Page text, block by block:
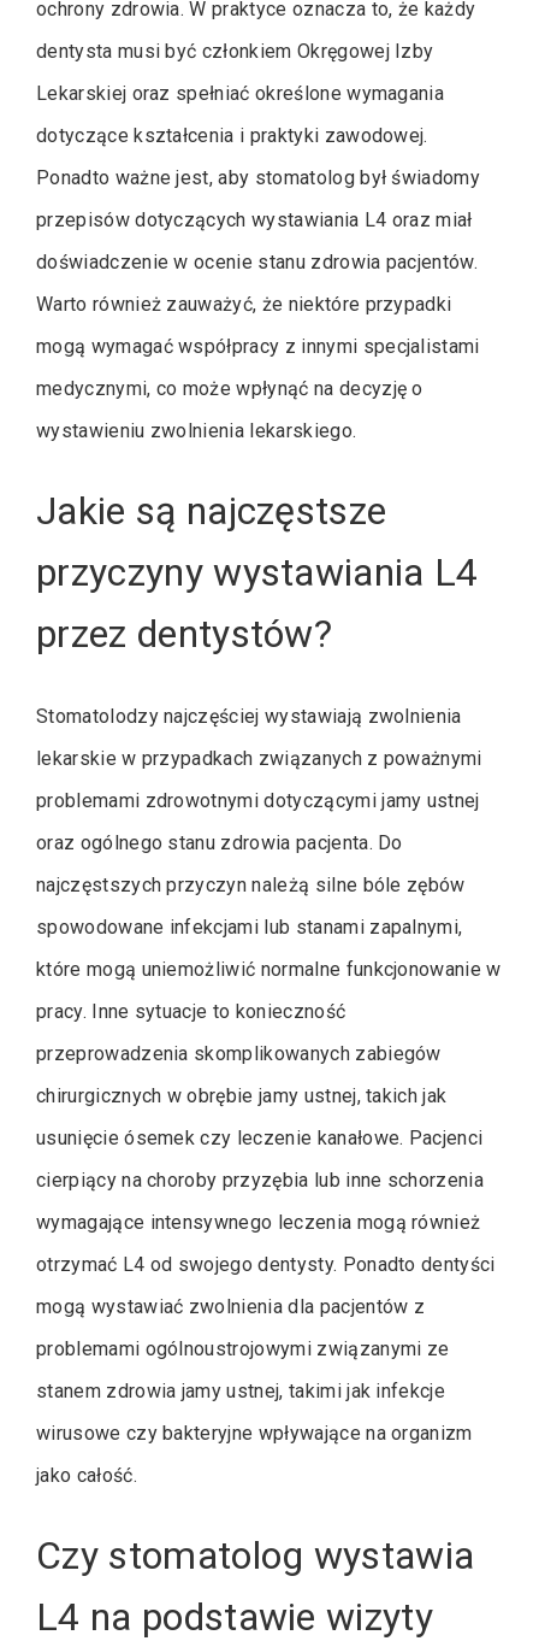
ochrony zdrowia. W praktyce oznacza to, że każdy
dentysta musi być członkiem Okręgowej Izby
Lekarskiej oraz spełniać określone wymagania
dotyczące kształcenia i praktyki zawodowej.
Ponadto ważne jest, aby stomatolog był świadomy
przepisów dotyczących wystawiania L4 oraz miał
doświadczenie w ocenie stanu zdrowia pacjentów.
Warto również zauważyć, że niektóre przypadki
mogą wymagać współpracy z innymi specjalistami
medycznymi, co może wpłynąć na decyzję o
wystawieniu zwolnienia lekarskiego.
Jakie są najczęstsze
przyczyny wystawiania L4
przez dentystów?
Stomatolodzy najczęściej wystawiają zwolnienia
lekarskie w przypadkach związanych z poważnymi
problemami zdrowotnymi dotyczącymi jamy ustnej
oraz ogólnego stanu zdrowia pacjenta. Do
najczęstszych przyczyn należą silne bóle zębów
spowodowane infekcjami lub stanami zapalnymi,
które mogą uniemożliwić normalne funkcjonowanie w
pracy. Inne sytuacje to konieczność
przeprowadzenia skomplikowanych zabiegów
chirurgicznych w obrębie jamy ustnej, takich jak
usunięcie ósemek czy leczenie kanałowe. Pacjenci
cierpiący na choroby przyzębia lub inne schorzenia
wymagające intensywnego leczenia mogą również
otrzymać L4 od swojego dentysty. Ponadto dentyści
mogą wystawiać zwolnienia dla pacjentów z
problemami ogólnoustrojowymi związanymi ze
stanem zdrowia jamy ustnej, takimi jak infekcje
wirusowe czy bakteryjne wpływające na organizm
jako całość.
Czy stomatolog wystawia
L4 na podstawie wizyty